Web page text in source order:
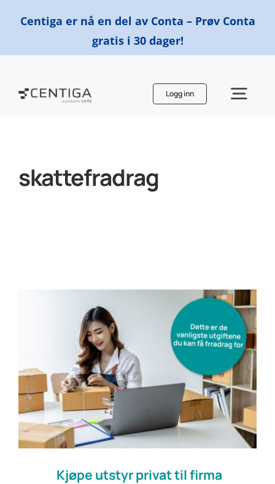
Centiga er nå en del av Conta – Prøv Conta
gratis i 30 dager!
Logg inn
Priser
Prøv gratis
skattefradrag
Kjøpe utstyr privat til firma